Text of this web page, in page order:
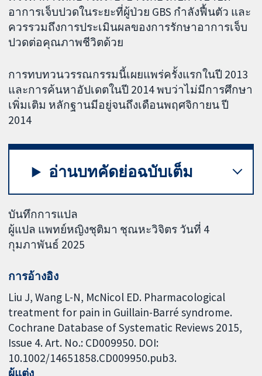
อาการเจ็บปวดในระยะที่ผู้ป่วย GBS กำลังฟื้นตัว และ
ควรรวมถึงการประเมินผลของการรักษาอาการเจ็บ
ปวดต่อคุณภาพชีวิตด้วย
การทบทวนวรรณกรรมนี้เผยแพร่ครั้งแรกในปี 2013
และการค้นหาอัปเดตในปี 2014 พบว่าไม่มีการศึกษา
เพิ่มเติม หลักฐานมีอยู่จนถึงเดือนพฤศจิกายน ปี
2014
อ่านบทคัดย่อฉบับเต็ม
บันทึกการแปล
ผู้แปล แพทย์หญิงชุติมา ชุณหะวิจิตร วันที่ 4
กุมภาพันธ์ 2025
การอ้างอิง
Liu J, Wang L-N, McNicol ED. Pharmacological
treatment for pain in Guillain-Barré syndrome.
Cochrane Database of Systematic Reviews 2015,
Issue 4. Art. No.: CD009950. DOI:
10.1002/14651858.CD009950.pub3.
ผู้แต่ง